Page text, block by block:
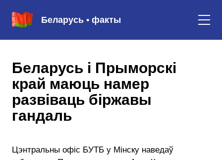
Беларусь • факты
Беларусь і Прыморскі
край маюць намер
развіваць біржавы
гандаль
Цэнтральны офіс БУТБ у Мінску наведаў